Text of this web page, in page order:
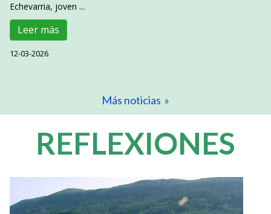
Echevarria, joven ...
Leer más
12-03-2026
Más noticias »
REFLEXIONES